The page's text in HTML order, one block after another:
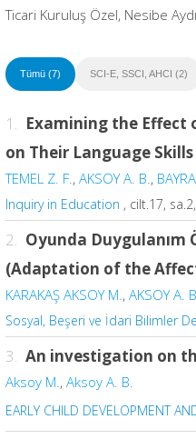
Ticari Kuruluş Özel, Nesibe
Tümü (7) SCI-E, SSCI, AHCI (2)
1. Examining the Effect
on Their Language
TEMEL Z. F., AKSOY A. B.,
Inquiry in Education , cilt.17,
2. Oyunda Duygulanım
(Adaptation of the
KARAKAŞ AKSOY M., AKSOY A.
Sosyal, Beşeri ve İdari Bilimler
3. An investigation on
Aksoy M., Aksoy A. B.
EARLY CHILD DEVELOPMENT